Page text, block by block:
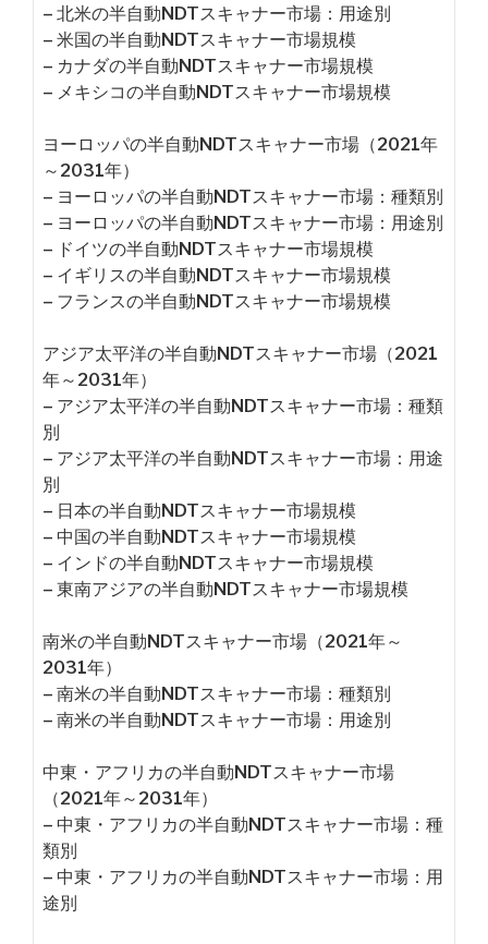
– 北米の半自動NDTスキャナー市場：用途別
– 米国の半自動NDTスキャナー市場規模
– カナダの半自動NDTスキャナー市場規模
– メキシコの半自動NDTスキャナー市場規模
ヨーロッパの半自動NDTスキャナー市場（2021年
～2031年）
– ヨーロッパの半自動NDTスキャナー市場：種類別
– ヨーロッパの半自動NDTスキャナー市場：用途別
– ドイツの半自動NDTスキャナー市場規模
– イギリスの半自動NDTスキャナー市場規模
– フランスの半自動NDTスキャナー市場規模
アジア太平洋の半自動NDTスキャナー市場（2021
年～2031年）
– アジア太平洋の半自動NDTスキャナー市場：種類
別
– アジア太平洋の半自動NDTスキャナー市場：用途
別
– 日本の半自動NDTスキャナー市場規模
– 中国の半自動NDTスキャナー市場規模
– インドの半自動NDTスキャナー市場規模
– 東南アジアの半自動NDTスキャナー市場規模
南米の半自動NDTスキャナー市場（2021年～
2031年）
– 南米の半自動NDTスキャナー市場：種類別
– 南米の半自動NDTスキャナー市場：用途別
中東・アフリカの半自動NDTスキャナー市場
（2021年～2031年）
– 中東・アフリカの半自動NDTスキャナー市場：種
類別
– 中東・アフリカの半自動NDTスキャナー市場：用
途別